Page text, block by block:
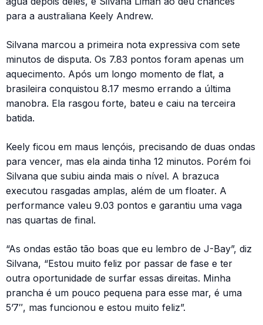
para a australiana Keely Andrew.
Silvana marcou a primeira nota expressiva com sete
minutos de disputa. Os 7.83 pontos foram apenas um
aquecimento. Após um longo momento de flat, a
brasileira conquistou 8.17 mesmo errando a última
manobra. Ela rasgou forte, bateu e caiu na terceira
batida.
Keely ficou em maus lençóis, precisando de duas ondas
para vencer, mas ela ainda tinha 12 minutos. Porém foi
Silvana que subiu ainda mais o nível. A brazuca
executou rasgadas amplas, além de um floater. A
performance valeu 9.03 pontos e garantiu uma vaga
nas quartas de final.
“As ondas estão tão boas que eu lembro de J-Bay”, diz
Silvana, “Estou muito feliz por passar de fase e ter
outra oportunidade de surfar essas direitas. Minha
prancha é um pouco pequena para esse mar, é uma
5’7″, mas funcionou e estou muito feliz”.